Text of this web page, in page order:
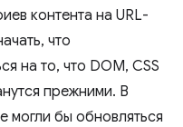
контента на URL-
что
на то, что DOM, CSS
прежними. В
могли бы обновляться